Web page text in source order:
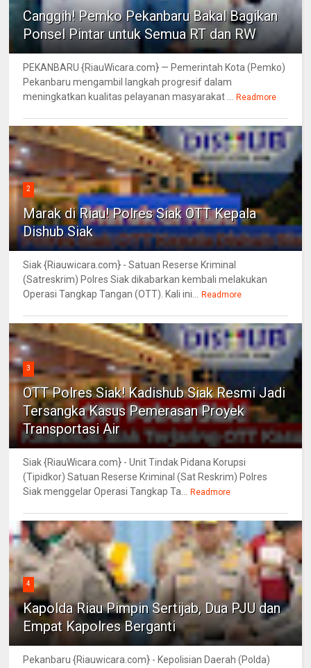
Canggih! Pemko Pekanbaru Bakal Bagikan
Ponsel Pintar untuk Semua RT dan RW
PEKANBARU {RiauWicara.com} — Pemerintah Kota (Pemko)
Pekanbaru mengambil langkah progresif dalam
meningkatkan kualitas pelayanan masyarakat ... Readmore
2
Marak di Riau! Polres Siak OTT Kepala
Dishub Siak
Siak {Riauwicara.com} - Satuan Reserse Kriminal
(Satreskrim) Polres Siak dikabarkan kembali melakukan
Operasi Tangkap Tangan (OTT). Kali ini... Readmore
3
OTT Polres Siak! Kadishub Siak Resmi Jadi
Tersangka Kasus Pemerasan Proyek
Transportasi Air
Siak {RiauWicara.com} - Unit Tindak Pidana Korupsi
(Tipidkor) Satuan Reserse Kriminal (Sat Reskrim) Polres
Siak menggelar Operasi Tangkap Ta... Readmore
4
Kapolda Riau Pimpin Sertijab, Dua PJU dan
Empat Kapolres Berganti
Pekanbaru {Riauwicara.com} - Kepolisian Daerah (Polda)